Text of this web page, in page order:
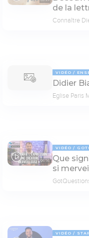
de la
Connaître
VIDÉO
Didier
Eglise Paris
06:56
VIDÉO
Que
si
VIDÉO